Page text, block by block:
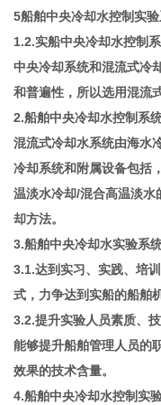
5船舶中央冷却水控制实
1.2.实船中央冷却水控制
中央冷却系统和混流式冷
和普遍性，所以选用混流
2.船舶中央冷却水控制系
混流式冷却水系统由海水
冷却系统和附属设备包括
温淡水冷却/混合高温淡
却方法。
3.船舶中央冷却水实验系
3.1.达到实习、实践、培
式，力争达到实船的船舶
3.2.提升实验人员素质、
能够提升船舶管理人员的
效果的技术含量。
4.船舶中央冷却水控制实